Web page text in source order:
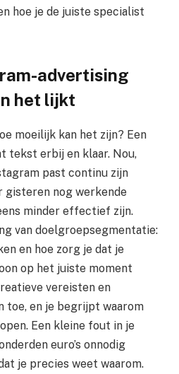
hoe je de juiste specialist
advertising
het lijkt
moeilijk kan het zijn? Een
tekst erbij en klaar. Nou,
past continu zijn
gisteren nog werkende
minder effectief zijn.
van doelgroepsegmentatie:
en hoe zorg je dat je
op het juiste moment
vereisten en
toe, en je begrijpt waarom
Een kleine fout in je
euro’s onnodig
je precies weet waarom.